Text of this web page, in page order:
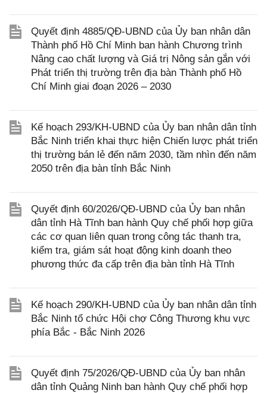
Quyết định 4885/QĐ-UBND của Ủy ban nhân dân
Thành phố Hồ Chí Minh ban hành Chương trình
Nâng cao chất lượng và Giá trị Nông sản gắn với
Phát triển thị trường trên địa bàn Thành phố Hồ
Chí Minh giai đoạn 2026 – 2030
Kế hoạch 293/KH-UBND của Ủy ban nhân dân tỉnh
Bắc Ninh triển khai thực hiện Chiến lược phát triển
thị trường bán lẻ đến năm 2030, tầm nhìn đến năm
2050 trên địa bàn tỉnh Bắc Ninh
Quyết định 60/2026/QĐ-UBND của Ủy ban nhân
dân tỉnh Hà Tĩnh ban hành Quy chế phối hợp giữa
các cơ quan liên quan trong công tác thanh tra,
kiểm tra, giám sát hoạt động kinh doanh theo
phương thức đa cấp trên địa bàn tỉnh Hà Tĩnh
Kế hoạch 290/KH-UBND của Ủy ban nhân dân tỉnh
Bắc Ninh tổ chức Hội chợ Công Thương khu vực
phía Bắc - Bắc Ninh 2026
Quyết định 75/2026/QĐ-UBND của Ủy ban nhân
dân tỉnh Quảng Ninh ban hành Quy chế phối hợp